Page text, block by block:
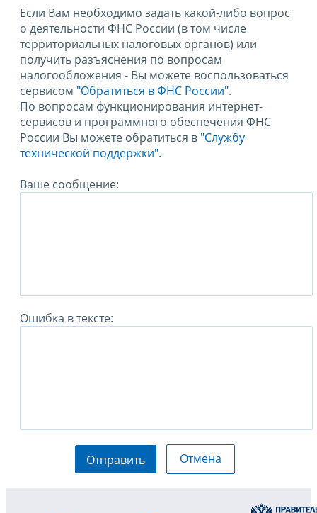
Если Вам необходимо задать какой-либо вопрос
о деятельности ФНС России (в том числе
территориальных налоговых органов) или
получить разъяснения по вопросам
налогообложения - Вы можете воспользоваться
сервисом "Обратиться в ФНС России".
По вопросам функционирования интернет-
сервисов и программного обеспечения ФНС
России Вы можете обратиться в "Службу
технической поддержки".
Ваше сообщение:
Ошибка в тексте:
Отправить Отмена